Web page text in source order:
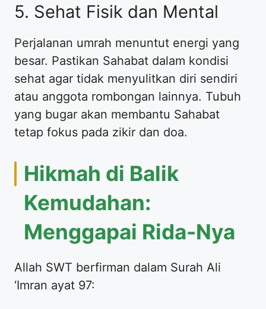
​5. Sehat Fisik dan Mental
​Perjalanan umrah menuntut energi yang
besar. Pastikan Sahabat dalam kondisi
sehat agar tidak menyulitkan diri sendiri
atau anggota rombongan lainnya. Tubuh
yang bugar akan membantu Sahabat
tetap fokus pada zikir dan doa.
​Hikmah di Balik
Kemudahan:
Menggapai Rida-Nya
​Allah SWT berfirman dalam Surah Ali
‘Imran ayat 97: